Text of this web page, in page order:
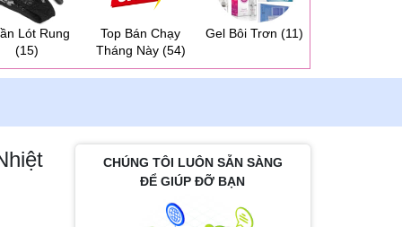
Lót Rung
(15)
Top Bán Chạy
Tháng Này (54)
Gel Bôi Trơn (11)
CHÚNG TÔI LUÔN SẴN SÀNG
ĐỂ GIÚP ĐỠ BẠN